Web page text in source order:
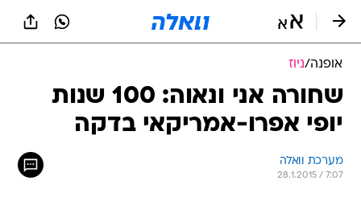
אופנה/ניוז
שחורה אני ונאוה: 100 שנות
יופי אפרו-אמריקאי בדקה
מערכת וואלה
28.1.2015 / 7:07